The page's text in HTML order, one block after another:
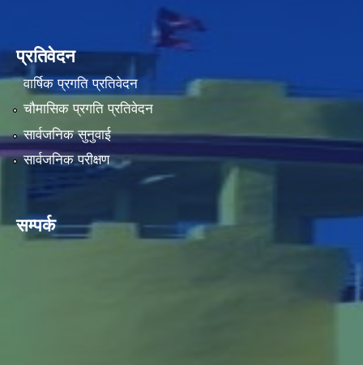
प्रतिवेदन
वार्षिक प्रगति प्रतिवेदन
चौमासिक प्रगति प्रतिवेदन
सार्वजनिक सुनुवाई
सार्वजनिक परीक्षण
सम्पर्क